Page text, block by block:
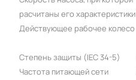
расчитаны его характеристики
Действующее рабочее колесо
Степень защиты (IEC 34-5)
Частота питающей сети